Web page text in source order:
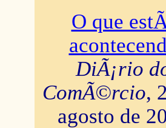
O que
DiÃ¡rio
ComÃ©rcio,
agosto de